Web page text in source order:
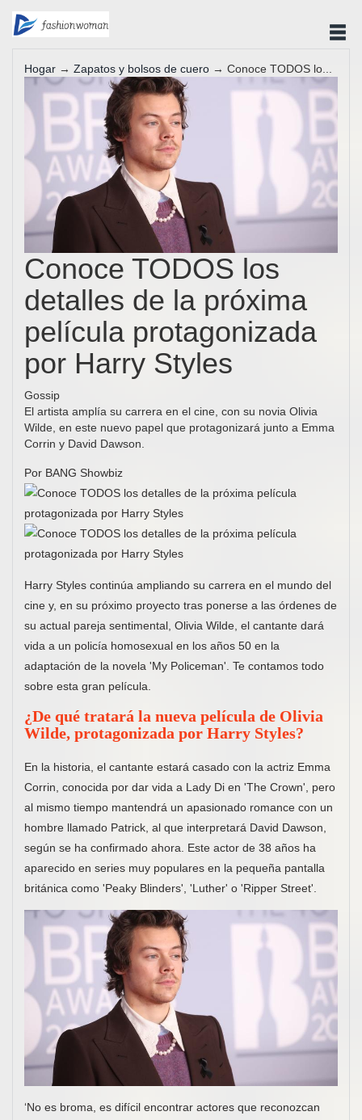
Hogar → Zapatos y bolsos de cuero → Conoce TODOS lo...
Conoce TODOS los
detalles de la próxima
película protagonizada
por Harry Styles
Gossip
El artista amplía su carrera en el cine, con su novia Olivia
Wilde, en este nuevo papel que protagonizará junto a Emma
Corrin y David Dawson.
Por BANG Showbiz
Harry Styles continúa ampliando su carrera en el mundo del
cine y, en su próximo proyecto tras ponerse a las órdenes de
su actual pareja sentimental, Olivia Wilde, el cantante dará
vida a un policía homosexual en los años 50 en la
adaptación de la novela 'My Policeman'. Te contamos todo
sobre esta gran película.
¿De qué tratará la nueva película de Olivia
Wilde, protagonizada por Harry Styles?
En la historia, el cantante estará casado con la actriz Emma
Corrin, conocida por dar vida a Lady Di en 'The Crown', pero
al mismo tiempo mantendrá un apasionado romance con un
hombre llamado Patrick, al que interpretará David Dawson,
según se ha confirmado ahora. Este actor de 38 años ha
aparecido en series muy populares en la pequeña pantalla
británica como 'Peaky Blinders', 'Luther' o 'Ripper Street'.
‘No es broma, es difícil encontrar actores que reconozcan